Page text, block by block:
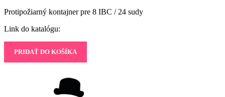
Protipožiarný kontajner pre 8 IBC / 24 sudy
Link do katalógu:
PRIDAŤ DO KOŠÍKA